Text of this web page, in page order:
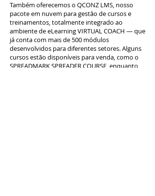
Também oferecemos o QCONZ LMS, nosso
pacote em nuvem para gestão de cursos e
treinamentos, totalmente integrado ao
ambiente de eLearning VIRTUAL COACH — que
já conta com mais de 500 módulos
desenvolvidos para diferentes setores. Alguns
cursos estão disponíveis para venda, como o
SPREADMARK SPREADER COURSE, enquanto